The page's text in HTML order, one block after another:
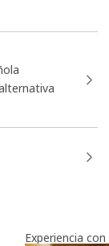
Experiencia